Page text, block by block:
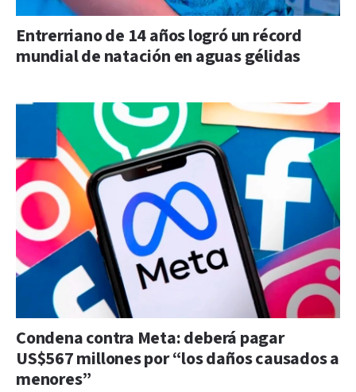
Entrerriano de 14 años logró un récord
mundial de natación en aguas gélidas
Condena contra Meta: deberá pagar
US$567 millones por “los daños causados a
menores”